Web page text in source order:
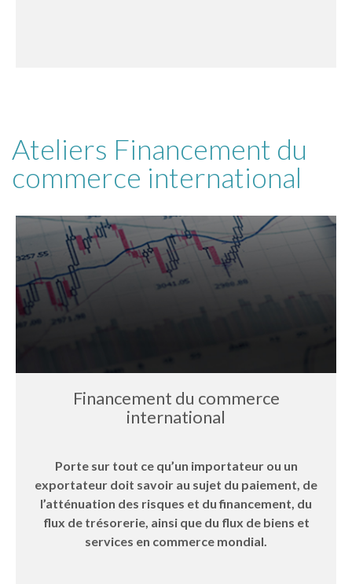
Ateliers Financement du
commerce international
Financement du commerce
international
Porte sur tout ce qu’un importateur ou un
exportateur doit savoir au sujet du paiement, de
l’atténuation des risques et du financement, du
flux de trésorerie, ainsi que du flux de biens et
services en commerce mondial.